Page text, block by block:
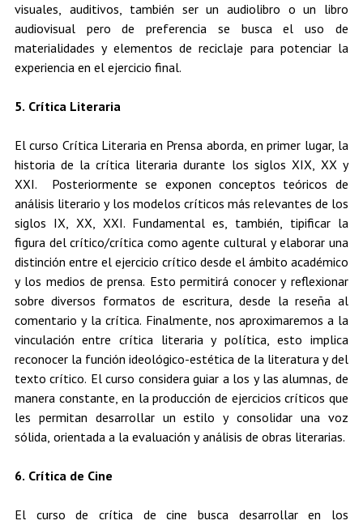
visuales, auditivos, también ser un audiolibro o un libro
audiovisual pero de preferencia se busca el uso de
materialidades y elementos de reciclaje para potenciar la
experiencia en el ejercicio final.
5. Crítica Literaria
El curso Crítica Literaria en Prensa aborda, en primer lugar, la
historia de la crítica literaria durante los siglos XIX, XX y
XXI. Posteriormente se exponen conceptos teóricos de
análisis literario y los modelos críticos más relevantes de los
siglos IX, XX, XXI. Fundamental es, también, tipificar la
figura del crítico/crítica como agente cultural y elaborar una
distinción entre el ejercicio crítico desde el ámbito académico
y los medios de prensa. Esto permitirá conocer y reflexionar
sobre diversos formatos de escritura, desde la reseña al
comentario y la crítica. Finalmente, nos aproximaremos a la
vinculación entre crítica literaria y política, esto implica
reconocer la función ideológico-estética de la literatura y del
texto crítico. El curso considera guiar a los y las alumnas, de
manera constante, en la producción de ejercicios críticos que
les permitan desarrollar un estilo y consolidar una voz
sólida, orientada a la evaluación y análisis de obras literarias.
6. Crítica de Cine
El curso de crítica de cine busca desarrollar en los